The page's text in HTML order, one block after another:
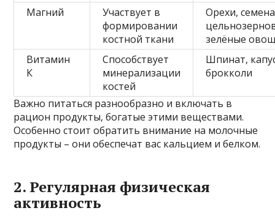
Магний
Участвует в
формировании
костной ткани
Орехи,
зелёные
Витамин
К
Способствует
минерализации
костей
Шпинат,
брокколи
Важно питаться разнообразно и включать в
рацион продукты, богатые этими веществами.
Особенно стоит обратить внимание на молочные
продукты – они обеспечат вас кальцием и белком.
2. Регулярная физическая
активность